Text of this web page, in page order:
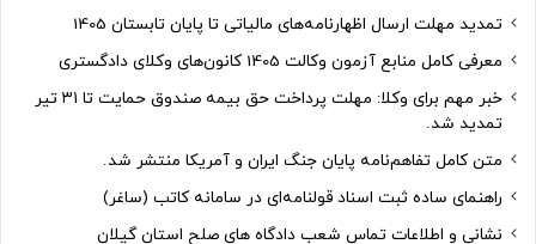
تمدید مهلت ارسال اظهارنامه‌های مالیاتی تا پایان تابستان 1405
معرفی کامل منابع آزمون وکالت 1405 کانون‌های وکلای دادگستری
خبر مهم برای وکلا: مهلت پرداخت حق بیمه صندوق حمایت تا ۳۱ تیر
تمدید شد.
متن کامل تفاهم‌نامه پایان جنگ ایران و آمریکا منتشر شد.
راهنمای ساده ثبت اسناد قولنامه‌ای در سامانه کاتب (ساغر)
نشانی و اطلاعات تماس شعب دادگاه های صلح استان گیلان